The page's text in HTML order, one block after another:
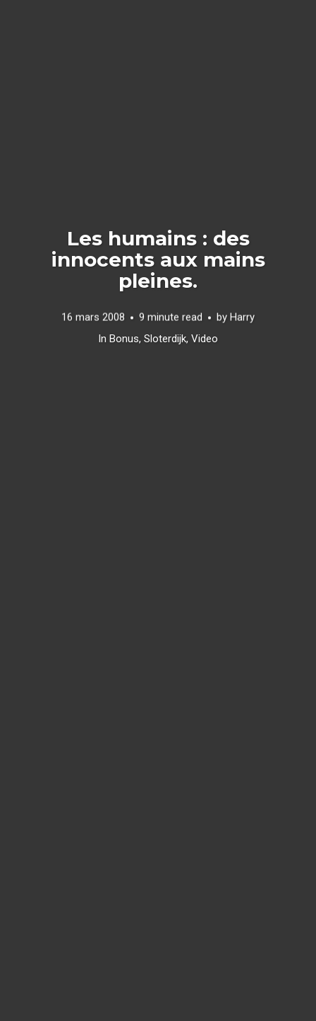
Les humains : des
innocents aux mains
pleines.
16 mars 2008 9 minute read by Harry
In Bonus, Sloterdijk, Video